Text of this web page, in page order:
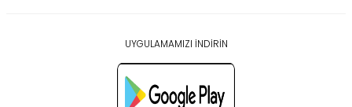
UYGULAMAMIZI İNDİRİN